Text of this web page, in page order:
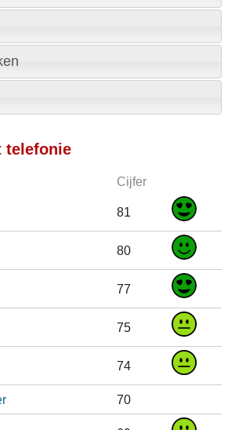
telefonie
Cijfer
81
80
77
75
74
70